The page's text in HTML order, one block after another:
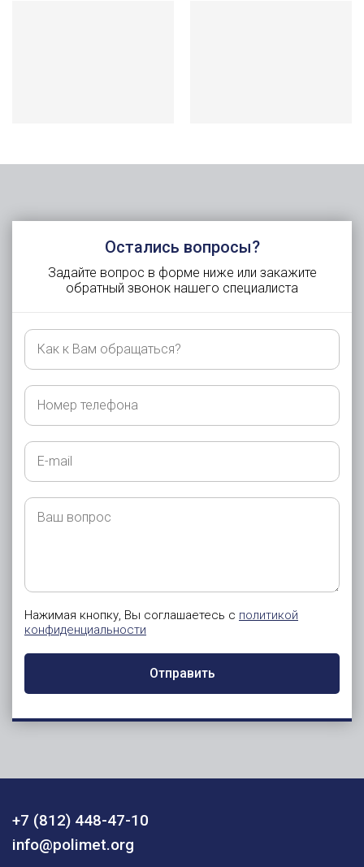
Остались вопросы?
Задайте вопрос в форме ниже или закажите
обратный звонок нашего специалиста
Как
Вам
обращаться?
Номер
телефона
E-
mail
Ваш
вопрос
Нажимая кнопку, Вы соглашаетесь с политикой
конфиденциальности
Отправить
+7 (812) 448-47-10
info@polimet.org